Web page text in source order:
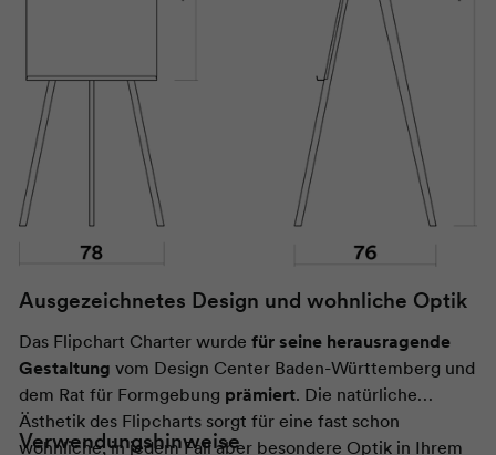
Ausgezeichnetes Design und wohnliche Optik
Das Flipchart Charter wurde für seine herausragende
Gestaltung vom Design Center Baden-Württemberg und
dem Rat für Formgebung prämiert. Die natürliche
Ästhetik des Flipcharts sorgt für eine fast schon
wohnliche, in jedem Fall aber besondere Optik in Ihrem
Verwendungshinweise